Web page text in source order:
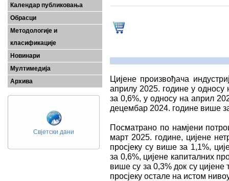
Календар публиковања
Обрасци
Методологије и
класификације
Новинари
Мултимедија
Архива
Свјетски дани
Цијенe произвођачa
априлу 2025. године у односу
за 0,6%, у односу на април
децембар 2024. године више
Посматрано по намјени
март 2025. године, цијене
просјеку су више за 1,1%,
за 0,6%, цијене капиталних
више су за 0,3% док су
просјеку остале на истом